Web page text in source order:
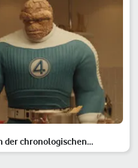
der chronologischen